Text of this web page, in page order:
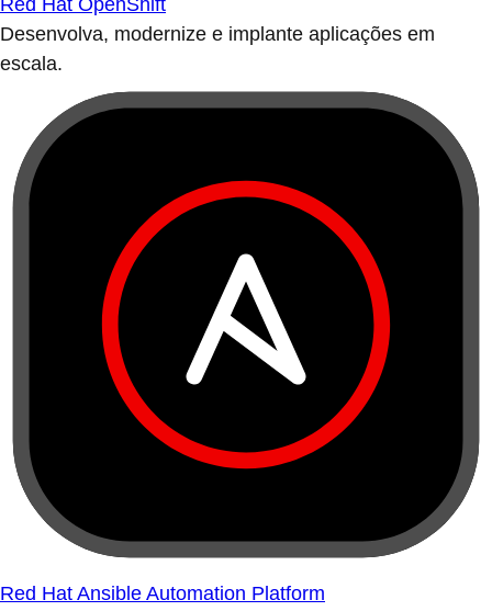
Red Hat OpenShift
Desenvolva, modernize e implante aplicações em
escala.
Red Hat Ansible Automation Platform